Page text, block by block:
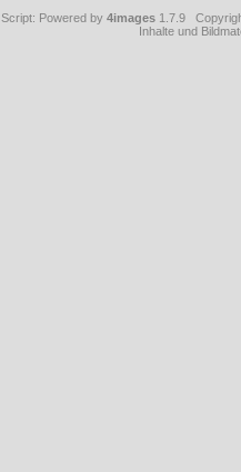
Script: Powered by 4images 1.7.9
Inhalte und